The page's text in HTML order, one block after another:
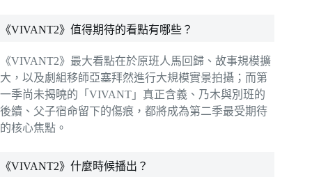
《VIVANT2》值得期待的看點有哪些？
《VIVANT2》最大看點在於原班人馬回歸、故事規模擴
大，以及劇組移師亞塞拜然進行大規模實景拍攝；而第
一季尚未揭曉的「VIVANT」真正含義、乃木與別班的
後續、父子宿命留下的傷痕，都將成為第二季最受期待
的核心焦點。
《VIVANT2》什麼時候播出？